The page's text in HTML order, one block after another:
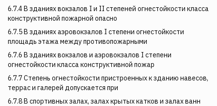
6.7.4 В зданиях вокзалов I и II степеней огнестойкости класса
конструктивной пожарной опасно­
6.7.5 В зданиях аэровокзалов I степени огнестойкости
площадь этажа между противопожарными
6.7.6 В зданиях вокзалов и аэровокзалов I степени
огнестойкости класса конструктивной пожар­
6.7.7 Степень огнестойкости пристроенных к зданию навесов,
террас и галерей допускается при­
6.7.8 В спортивных залах, залах крытых катков и залах ванн